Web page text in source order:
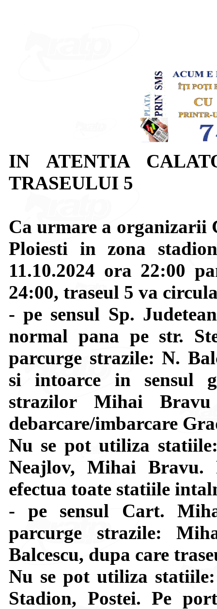
IN ATENTIA
TRASEULUI 5
Ca urmare a
Ploiesti in zona
11.10.2024 ora 22:00
24:00, traseul 5 va
- pe sensul Sp.
normal pana pe str.
parcurge strazile: N.
si intoarce in sensul
strazilor Mihai
debarcare/imbarcare
Nu se pot utiliza
Neajlov, Mihai Bravu.
efectua toate statiile
- pe sensul Cart.
parcurge strazile:
Balcescu, dupa care
Nu se pot utiliza
Stadion, Postei. Pe